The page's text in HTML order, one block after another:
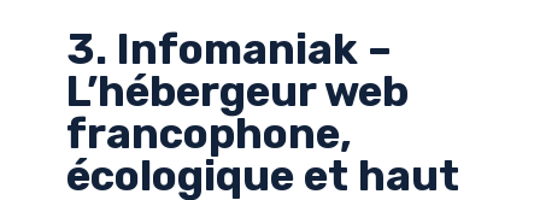
3. Infomaniak –
L’hébergeur web
francophone,
écologique et haut